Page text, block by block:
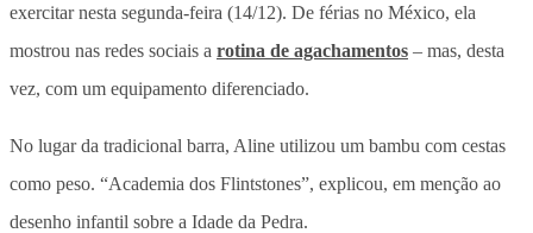
exercitar nesta segunda-feira (14/12). De férias no México, ela
mostrou nas redes sociais a rotina de agachamentos – mas, desta
vez, com um equipamento diferenciado.
No lugar da tradicional barra, Aline utilizou um bambu com cestas
como peso. “Academia dos Flintstones”, explicou, em menção ao
desenho infantil sobre a Idade da Pedra.